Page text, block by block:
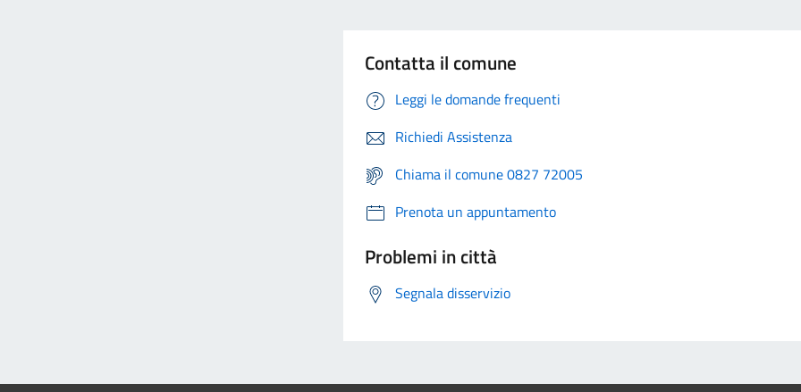
Contatta il comune
Leggi le domande frequenti
Richiedi Assistenza
Chiama il comune 0827 72005
Prenota un appuntamento
Problemi in città
Segnala disservizio